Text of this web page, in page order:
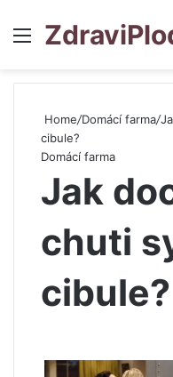
Menu
Home/Domácí farma/
cibule?
Domácí farma
Jak
chuti
cibule?